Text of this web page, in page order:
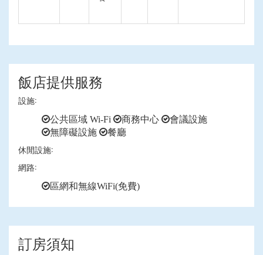
飯店提供服務
設施:
公共區域 Wi-Fi 商務中心
會議設施
無障礙設施
餐廳
休閒設施:
網路:
區網和無線WiFi(免費)
訂房須知